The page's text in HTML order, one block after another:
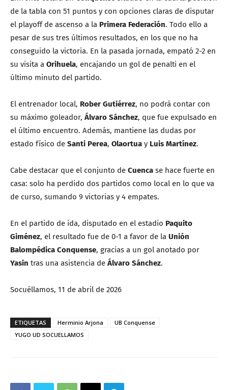
de la tabla con 51 puntos y con opciones claras de disputar
el playoff de ascenso a la Primera Federación. Todo ello a
pesar de sus tres últimos resultados, en los que no ha
conseguido la victoria. En la pasada jornada, empató 2-2 en
su visita a Orihuela, encajando un gol de penalti en el
último minuto del partido.
El entrenador local, Rober Gutiérrez, no podrá contar con
su máximo goleador, Álvaro Sánchez, que fue expulsado en
el último encuentro. Además, mantiene las dudas por
estado físico de Santi Perea, Olaortua y Luis Martínez.
Cabe destacar que el conjunto de Cuenca se hace fuerte en
casa: solo ha perdido dos partidos como local en lo que va
de curso, sumando 9 victorias y 4 empates.
En el partido de ida, disputado en el estadio Paquito
Giménez, el resultado fue de 0-1 a favor de la Unión
Balompédica Conquense, gracias a un gol anotado por
Yasin tras una asistencia de Álvaro Sánchez.
Socuéllamos, 11 de abril de 2026
ETIQUETAS Herminio Arjona
UB Conquense
YUGO UD SOCUELLAMOS